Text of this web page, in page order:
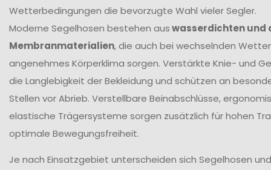
Wetterbedingungen die bevorzugte Wahl vieler Segler.
Moderne Segelhosen bestehen auswasserdichten und
Membranmaterialien, die auch bei wechselnden
angenehmes Körperklima sorgen. Verstärkte Knie- und
die Langlebigkeit der Bekleidung und schützen an
Stellen vor Abrieb. Verstellbare Beinabschlüsse,
elastische Trägersysteme sorgen zusätzlich für hohen
optimale Bewegungsfreiheit.
Je nach Einsatzgebiet unterscheiden sich Segelhosen